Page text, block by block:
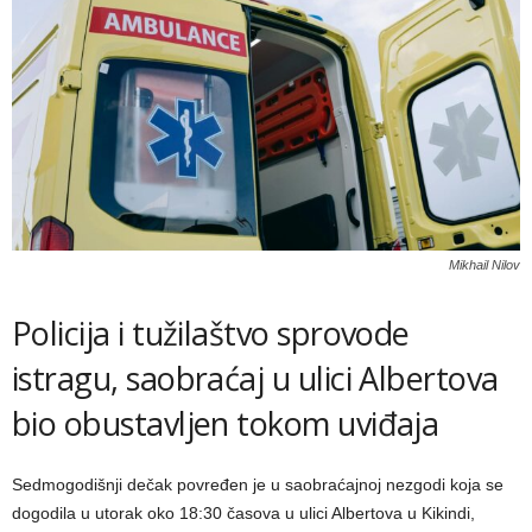
Mikhail Nilov
Policija i tužilaštvo sprovode
istragu, saobraćaj u ulici Albertova
bio obustavljen tokom uviđaja
Sedmogodišnji dečak povređen je u saobraćajnoj nezgodi koja se
dogodila u utorak oko 18:30 časova u ulici Albertova u Kikindi,